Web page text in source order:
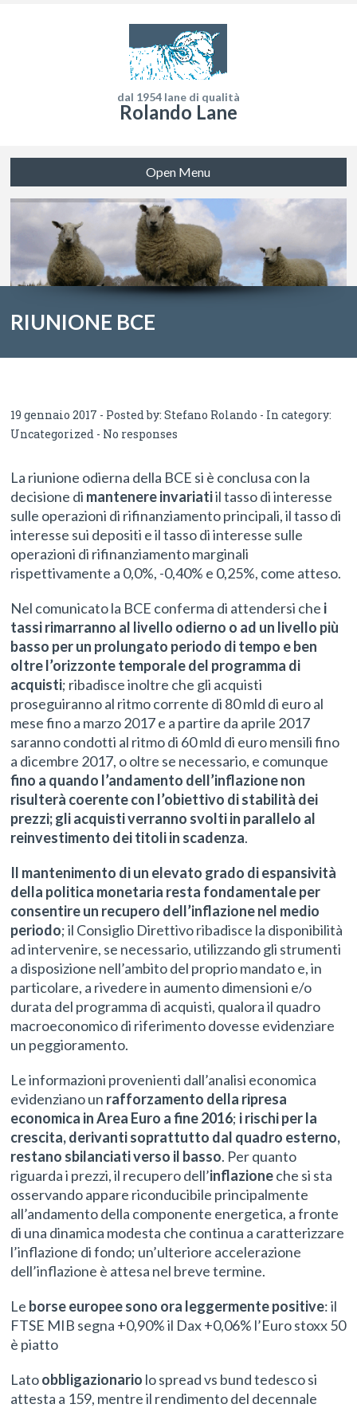
dal 1954 lane di qualità
Rolando Lane
Open Menu
RIUNIONE BCE
19 gennaio 2017 - Posted by:Stefano Rolando - In category:
Uncategorized - No responses
La riunione odierna della BCE si è conclusa con la
decisione di mantenere invariatiil tasso di interesse
sulle operazioni di rifinanziamento principali, il tasso di
interesse sui depositi e il tasso di interesse sulle
operazioni di rifinanziamento marginali
rispettivamente a 0,0%, -0,40% e 0,25%, come atteso.
Nel comunicato la BCE conferma di attendersi che i
tassi rimarranno al livello odierno o ad un livello più
basso per un prolungato periodo di tempo e ben
oltre l’orizzonte temporale del programma di
acquisti; ribadisce inoltre che gli acquisti
proseguiranno al ritmo corrente di 80 mld di euro al
mese fino a marzo 2017 e a partire da aprile 2017
saranno condotti al ritmo di 60 mld di euro mensili fino
a dicembre 2017, o oltre se necessario, e comunque
fino a quando l’andamento dell’inflazione non
risulterà coerente con l’obiettivo di stabilità dei
prezzi; gli acquisti verranno svolti in parallelo al
reinvestimento dei titoli in scadenza.
Il mantenimento di un elevato grado di espansività
della politica monetaria resta fondamentale per
consentire un recupero dell’inflazione nel medio
periodo; il Consiglio Direttivo ribadisce la disponibilità
ad intervenire, se necessario, utilizzando gli strumenti
a disposizione nell’ambito del proprio mandato e, in
particolare, a rivedere in aumento dimensioni e/o
durata del programma di acquisti, qualora il quadro
macroeconomico di riferimento dovesse evidenziare
un peggioramento.
Le informazioni provenienti dall’analisi economica
evidenziano un rafforzamento della ripresa
economica in Area Euro a fine 2016; i rischi per la
crescita, derivanti soprattutto dal quadro esterno,
restano sbilanciati verso il basso. Per quanto
riguarda i prezzi, il recupero dell’inflazioneche si sta
osservando appare riconducibile principalmente
all’andamento della componente energetica, a fronte
di una dinamica modesta che continua a caratterizzare
l’inflazione di fondo; un’ulteriore accelerazione
dell’inflazione è attesa nel breve termine.
Le borse europee sono ora leggermente positive: il
FTSE MIB segna +0,90% il Dax +0,06% l’Euro stoxx 50
è piatto
Latoobbligazionario lo spread vs bund tedesco si
attesta a 159, mentre il rendimento del decennale